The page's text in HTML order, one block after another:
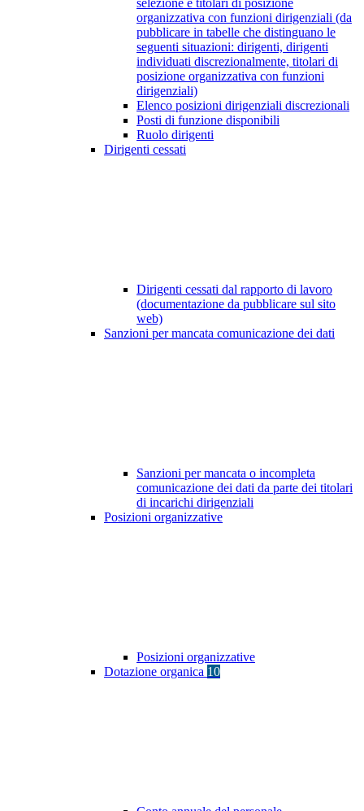
selezione e titolari di posizione
organizzativa con funzioni dirigenziali (da
pubblicare in tabelle che distinguano le
seguenti situazioni: dirigenti, dirigenti
individuati discrezionalmente, titolari di
posizione organizzativa con funzioni
dirigenziali)
Elenco posizioni dirigenziali discrezionali
Posti di funzione disponibili
Ruolo dirigenti
Dirigenti cessati
Dirigenti cessati dal rapporto di lavoro
(documentazione da pubblicare sul sito
web)
Sanzioni per mancata comunicazione dei dati
Sanzioni per mancata o incompleta
comunicazione dei dati da parte dei titolari
di incarichi dirigenziali
Posizioni organizzative
Posizioni organizzative
Dotazione organica 10